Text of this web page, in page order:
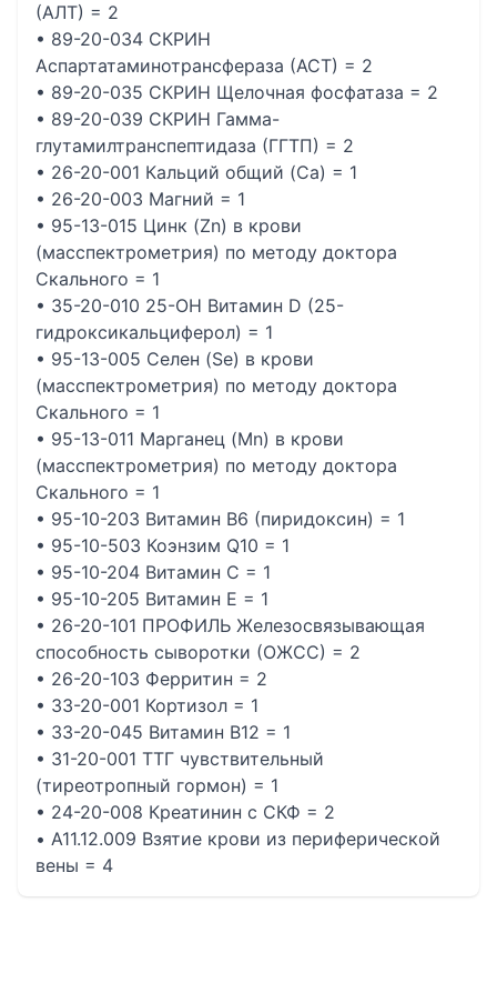
(АЛТ) = 2
• 89-20-034 СКРИН
Аспартатаминотрансфераза (АСТ) = 2
• 89-20-035 СКРИН Щелочная фосфатаза = 2
• 89-20-039 СКРИН Гамма-
глутамилтранспептидаза (ГГТП) = 2
• 26-20-001 Кальций общий (Са) = 1
• 26-20-003 Магний = 1
• 95-13-015 Цинк (Zn) в крови
(масспектрометрия) по методу доктора
Скального = 1
• 35-20-010 25-ОН Витамин D (25-
гидроксикальциферол) = 1
• 95-13-005 Селен (Se) в крови
(масспектрометрия) по методу доктора
Скального = 1
• 95-13-011 Марганец (Mn) в крови
(масспектрометрия) по методу доктора
Скального = 1
• 95-10-203 Витамин B6 (пиридоксин) = 1
• 95-10-503 Коэнзим Q10 = 1
• 95-10-204 Витамин С = 1
• 95-10-205 Витамин Е = 1
• 26-20-101 ПРОФИЛЬ Железосвязывающая
способность сыворотки (ОЖСС) = 2
• 26-20-103 Ферритин = 2
• 33-20-001 Кортизол = 1
• 33-20-045 Витамин В12 = 1
• 31-20-001 ТТГ чувствительный
(тиреотропный гормон) = 1
• 24-20-008 Креатинин с СКФ = 2
• A11.12.009 Взятие крови из периферической
вены = 4